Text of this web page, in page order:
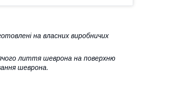
на власних виробничих
лиття шеврона на поверхню
шеврона.